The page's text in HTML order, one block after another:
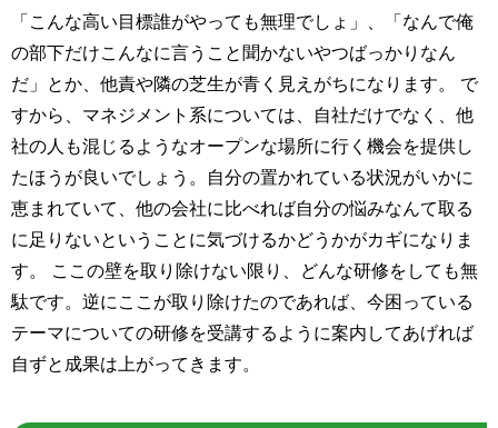
「こんな高い目標誰がやっても無理でしょ」、「なんで俺
の部下だけこんなに言うこと聞かないやつばっかりなん
だ」とか、他責や隣の芝生が青く見えがちになります。 で
すから、マネジメント系については、自社だけでなく、他
社の人も混じるようなオープンな場所に行く機会を提供し
たほうが良いでしょう。自分の置かれている状況がいかに
恵まれていて、他の会社に比べれば自分の悩みなんて取る
に足りないということに気づけるかどうかがカギになりま
す。 ここの壁を取り除けない限り、どんな研修をしても無
駄です。逆にここが取り除けたのであれば、今困っている
テーマについての研修を受講するように案内してあげれば
自ずと成果は上がってきます。